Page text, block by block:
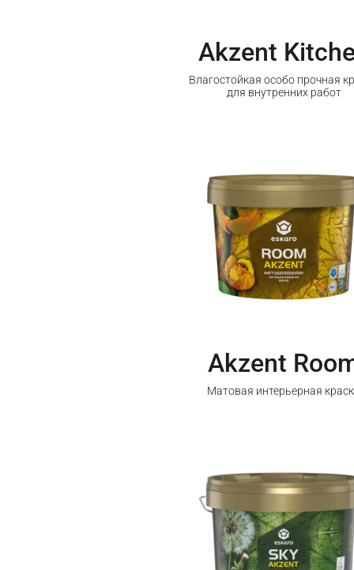
Akzent
Влагостойкая особо прочная
для внутренних работ
Akzent
Матовая интерьерная